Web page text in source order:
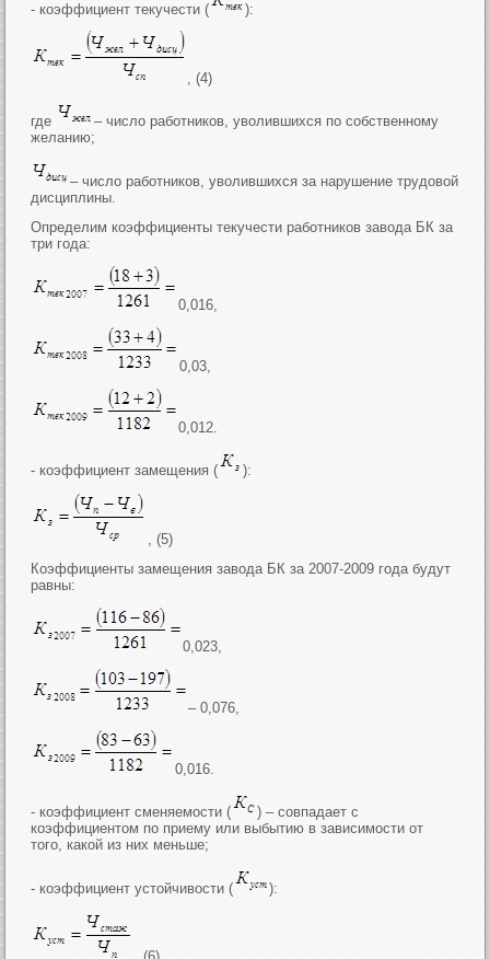
- коэффициент текучести ( ):
, (4)
где
– число работников, уволившихся по собственному
желанию;
– число работников, уволившихся за нарушение трудовой
дисциплины.
Определим коэффициенты текучести работников завода БК за
три года:
0,016,
0,03,
0,012.
- коэффициент замещения ( ):
, (5)
Коэффициенты замещения завода БК за 2007-2009 года будут
равны:
0,023,
– 0,076,
0,016.
- коэффициент сменяемости (
) – совпадает с
коэффициентом по приему или выбытию в зависимости от
того, какой из них меньше;
- коэффициент устойчивости ( ):